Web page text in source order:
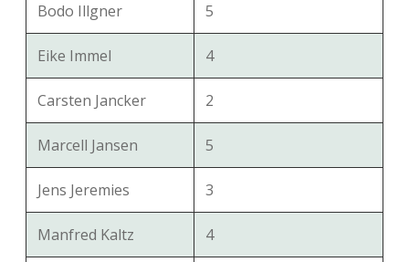
Bodo Illgner 5
Eike Immel 4
Carsten Jancker 2
Marcell Jansen 5
Jens Jeremies 3
Manfred Kaltz 4